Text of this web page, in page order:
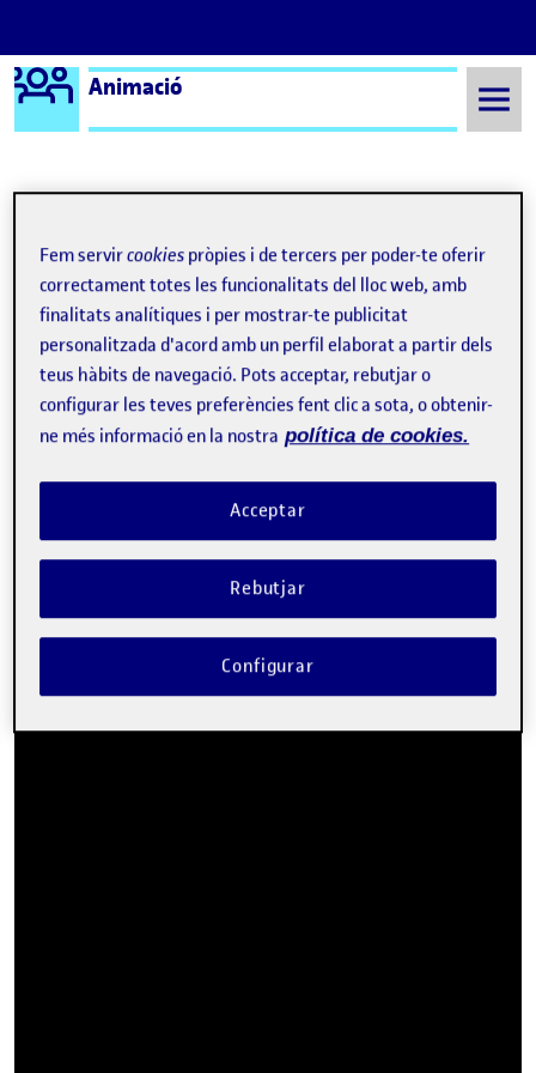
Saltar al contingut
Logo Ágora
Animació
Navegació d'entrades
Anterior: PAC 6 | Entradeta sèrie documentalSegüent
Publicat perPAC 6
Fran Rosal Mohedano
Visibilitat:
Públic Data de publicació
19 Juny 202319 juny, 2023 11:18 pm
-comentariel PAC 6
Fem servircookies pròpies i de tercers per poder-te oferir
correctament totes les funcionalitats del lloc web, amb
finalitats analítiques i per mostrar-te publicitat
personalitzada d'acord amb un perfil elaborat a partir dels
teus hàbits de navegació. Pots acceptar, rebutjar o
configurar les teves preferències fent clic a sota, o obtenir-
ne més informació en la nostra política de cookies.
Rebutjar
Acceptar
Configurar